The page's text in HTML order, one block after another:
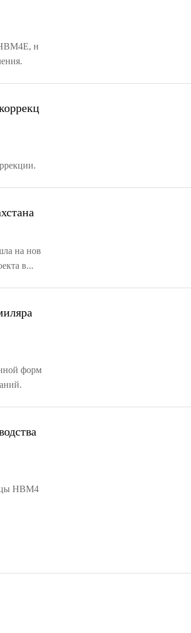
н
на нов
в...
форм
HBM4